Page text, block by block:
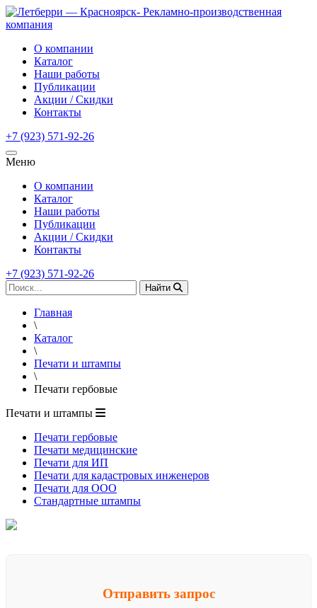
О компании
Каталог
Наши работы
Публикации
Акции / Скидки
Контакты
+7 (923) 571-92-26
Меню
О компании
Каталог
Наши работы
Публикации
Акции / Скидки
Контакты
+7 (923) 571-92-26
Найти
Главная
\
Каталог
\
Печати и штампы
\
Печати гербовые
Печати и штампы
Печати гербовые
Печати медицинские
Печати для ИП
Печати для кадастровых инженеров
Печати для ООО
Стандартные штампы
Отправить запрос